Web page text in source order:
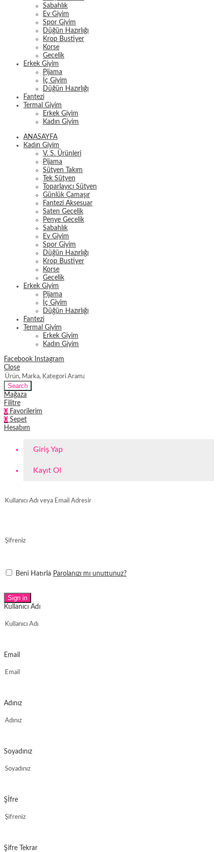
Sabahlık
Ev Giyim
Spor Giyim
Düğün Hazırlığı
Krop Bustiyer
Korse
Gecelik
Erkek Giyim
Pijama
İç Giyim
Düğün Hazırlığı
Fantezi
Termal Giyim
Erkek Giyim
Kadın Giyim
ANASAYFA
Kadın Giyim
V. S. Ürünleri
Pijama
Sütyen Takım
Tek Sütyen
Toparlayıcı Sütyen
Günlük Çamaşır
Fantezi Aksesuar
Saten Gecelik
Penye Gecelik
Sabahlık
Ev Giyim
Spor Giyim
Düğün Hazırlığı
Krop Bustiyer
Korse
Gecelik
Erkek Giyim
Pijama
İç Giyim
Düğün Hazırlığı
Fantezi
Termal Giyim
Erkek Giyim
Kadın Giyim
Facebook
Instagram
Close
Search
Mağaza
Filitre
0 Favorilerim
0 Sepet
Hesabım
Giriş Yap
Kayıt Ol
Beni Hatırla Parolanızı mı unuttunuz?
Sign in
Kullanıcı Adı
Email
Adınız
Soyadınız
Şİfre
Şifre Tekrar